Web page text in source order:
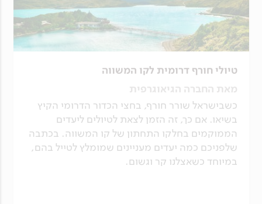
טיולי חורף דרומית לקו המשווה
מאת החברה הגיאוגרפית
כשבישראל שורר חורף, בחצי הכדור הדרומי הקיץ
בשיאו. אם כך, זה הזמן לצאת לטיולים ליעדים
הממוקמים בחלקו התחתון של קו המשווה. בכתבה
שלפניכם כמה יעדים מעניינים שמומלץ לטייל בהם,
במיוחד כשאצלנו קר וגשום.